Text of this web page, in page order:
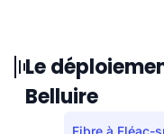
Le
Belluire
Fibre à Fléac-